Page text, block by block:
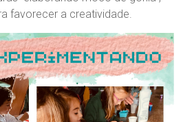
favorecer a creatividade.